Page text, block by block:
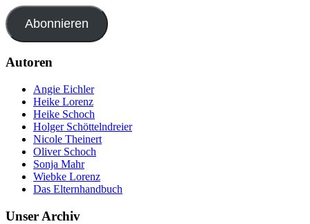
Abonnieren
Autoren
Angie Eichler
Heike Lorenz
Heike Schoch
Holger Schöttelndreier
Nicole Theinert
Oliver Schoch
Sonja Mahr
Wiebke Lorenz
Das Elternhandbuch
Unser Archiv